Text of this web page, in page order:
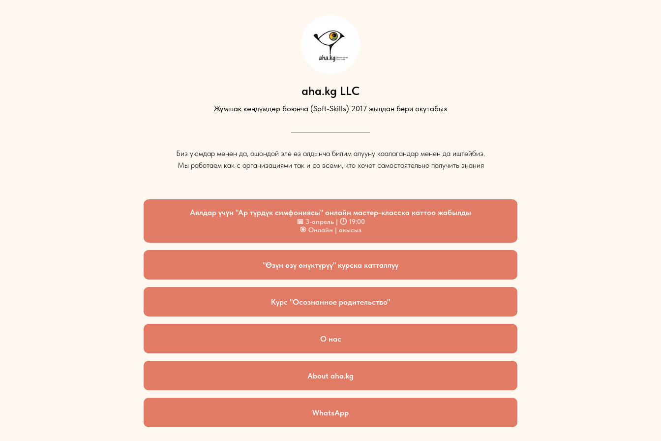
aha.kg LLC
Жумшак көндүмдөр боюнча (Soft-Skills) 2017 жылдан бери окутабыз
Биз уюмдар менен да, ошондой эле өз алдынча билим алууну каалагандар менен да иштейбиз.
Мы работаем как с организациями так и со всеми, кто хочет самостоятельно получить знания
Аялдар үчүн "Ар түрдүк симфониясы" онлайн мастер-класска каттоо жабылды
📅 3-апрель | 🕛 19:00
🎯 Онлайн | акысыз
"Өзүн өзү өнүктүрүү" курска катталлуу
Курс "Осознанное родительство"
О нас
About aha.kg
WhatsApp